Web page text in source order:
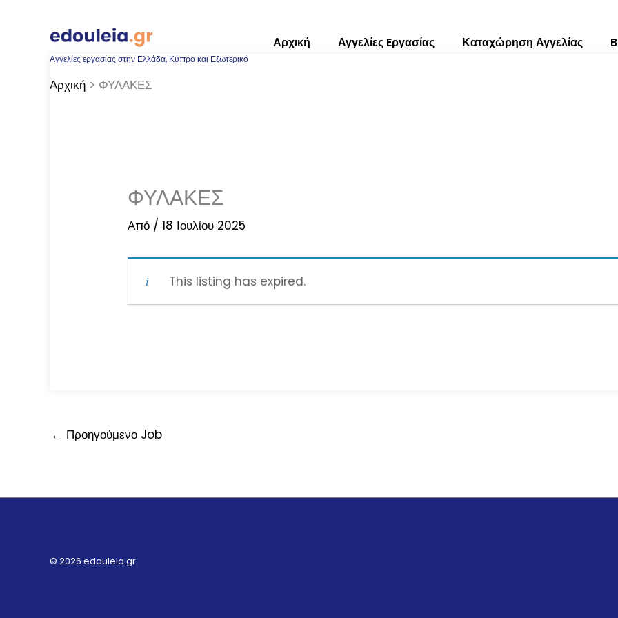
περιεχόμενοΑγγελίες εργασίας στην Ελλάδα, Κύπρο και Εξωτερικό
Αρχική Αγγελίες Eργασίας Καταχώρηση Αγγελίας
Αρχική ΦΥΛΑΚΕΣ
ΦΥΛΑΚΕΣ
Από /18 Ιουλίου 2025
This listing has expired.
← Προηγούμενο Job
© 2026 edouleia.gr